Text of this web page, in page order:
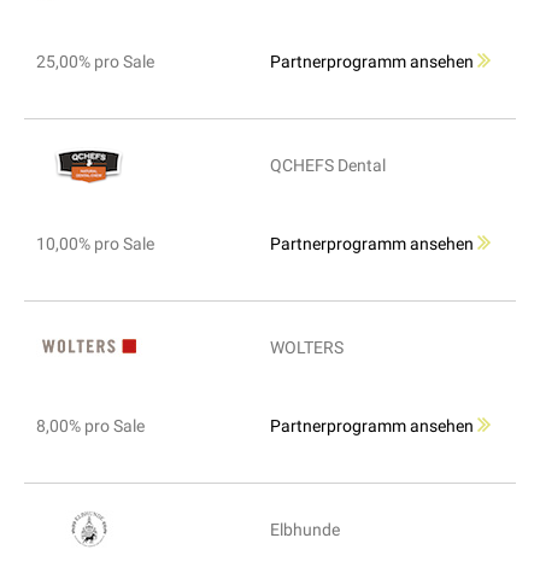
25,00% pro Sale Partnerprogramm ansehen
QCHEFS Dental
10,00% pro Sale Partnerprogramm ansehen
WOLTERS
8,00% pro Sale Partnerprogramm ansehen
Elbhunde